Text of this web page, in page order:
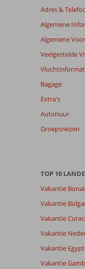
niet
om
Totale
4
Adres &
Algemene
Algemene
Veelgestelde
Bagage
Extra's
Autohuur
Groepsreizen
TOP 10
Vakantie
Vakantie
Vakantie
Vakantie
Vakantie
Vakantie